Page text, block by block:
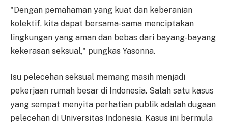
"Dengan pemahaman yang kuat dan keberanian
kolektif, kita dapat bersama-sama menciptakan
lingkungan yang aman dan bebas dari bayang-bayang
kekerasan seksual," pungkas Yasonna.
Isu pelecehan seksual memang masih menjadi
pekerjaan rumah besar di Indonesia. Salah satu kasus
yang sempat menyita perhatian publik adalah dugaan
pelecehan di Universitas Indonesia. Kasus ini bermula